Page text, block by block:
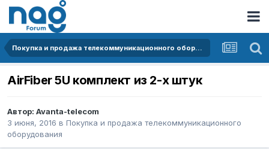
Покупка и продажа телекоммуникационного оборудования
AirFiber 5U комплект из 2-х штук
Автор: Avanta-telecom
3 июня, 2016 в Покупка и продажа телекоммуникационного
оборудования